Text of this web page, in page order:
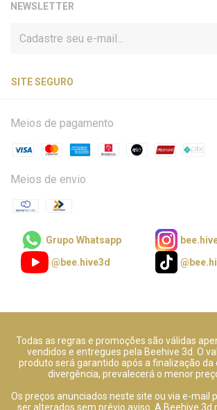
NEWSLETTER
SITE SEGURO
Meios de pagamento
Meios de envio
Grupo Whatsapp
@bee.hive3d
Todas as regras e promoções são válidas
vendidos e entregues pela Beehive 3d. O
produto será garantido após a finalização da
divergência, prevalecerá o menor
Os preços anunciados neste site ou via e-mail
ser alterados sem prévio aviso. A Beehive 3d